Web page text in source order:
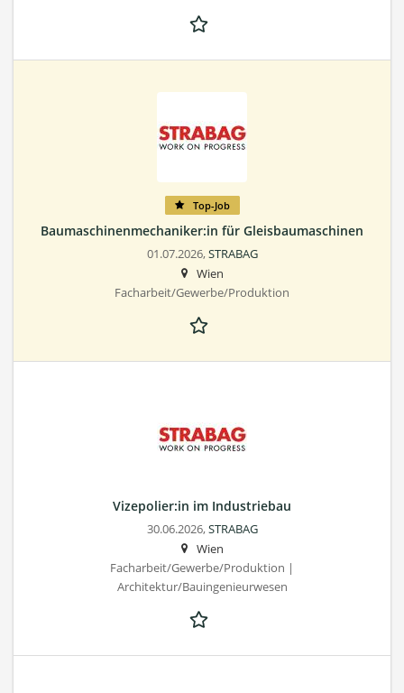
Top-Job
Baumaschinenmechaniker:in für Gleisbaumaschinen
01.07.2026,STRABAG
Wien
Facharbeit/Gewerbe/Produktion
Vizepolier:in im Industriebau
30.06.2026,STRABAG
Wien
Facharbeit/Gewerbe/Produktion |
Architektur/Bauingenieurwesen